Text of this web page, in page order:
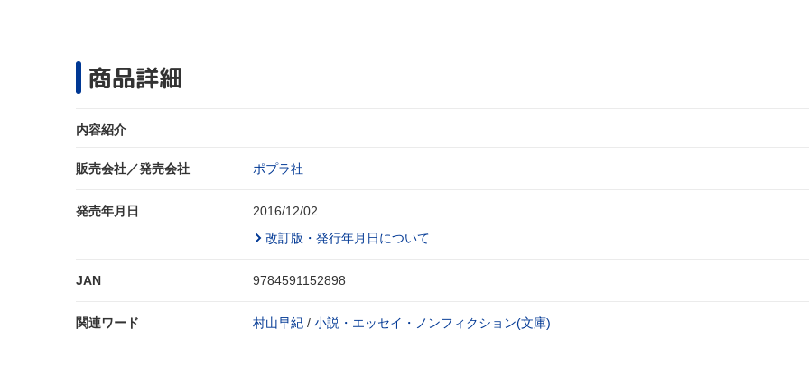
商品詳細
内容紹介
販売会社／発売会社 ポプラ社
発売年月日
2016/12/02
改訂版・発行年月日について
JAN 9784591152898
関連ワード 村山早紀 / 小説・エッセイ・ノンフィクション(文庫)